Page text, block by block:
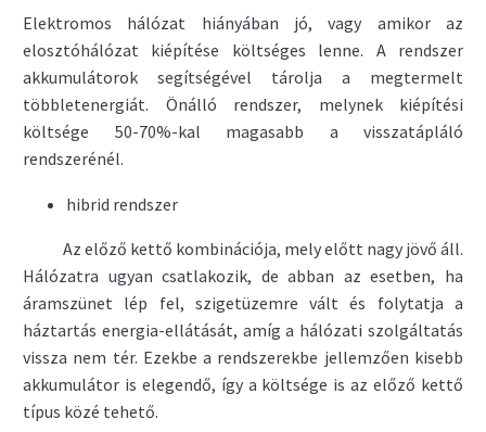
Elektromos hálózat hiányában jó, vagy amikor az
elosztóhálózat kiépítése költséges lenne. A rendszer
akkumulátorok segítségével tárolja a megtermelt
többletenergiát. Önálló rendszer, melynek kiépítési
költsége 50-70%-kal magasabb a visszatápláló
rendszerénél.
hibrid rendszer
Az előző kettő kombinációja, mely előtt nagy jövő áll.
Hálózatra ugyan csatlakozik, de abban az esetben, ha
áramszünet lép fel, szigetüzemre vált és folytatja a
háztartás energia-ellátását, amíg a hálózati szolgáltatás
vissza nem tér. Ezekbe a rendszerekbe jellemzően kisebb
akkumulátor is elegendő, így a költsége is az előző kettő
típus közé tehető.